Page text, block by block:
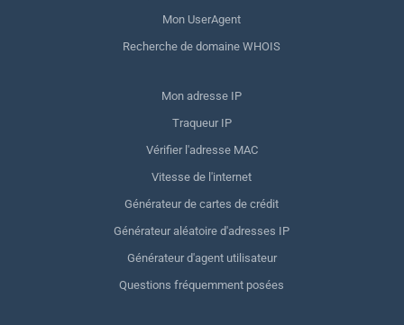
Mon UserAgent
Recherche de domaine WHOIS
Mon adresse IP
Traqueur IP
Vérifier l'adresse MAC
Vitesse de l'internet
Générateur de cartes de crédit
Générateur aléatoire d'adresses IP
Générateur d'agent utilisateur
Questions fréquemment posées